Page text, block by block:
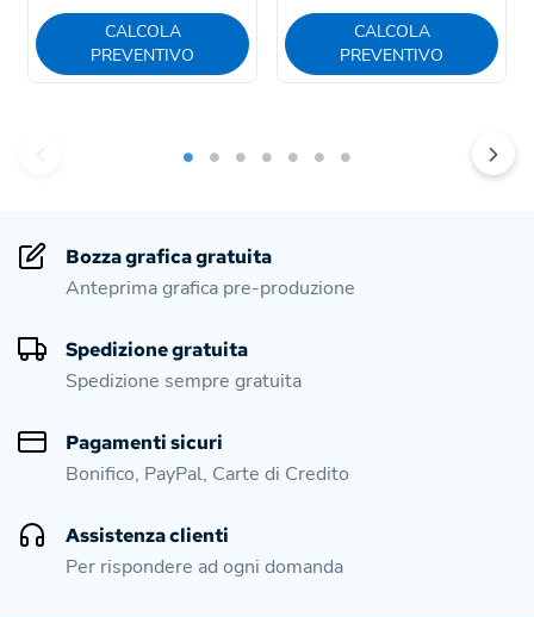
CALCOLA
PREVENTIVO
CALCOLA
PREVENTIVO
Bozza grafica gratuita
Anteprima grafica pre-produzione
Spedizione gratuita
Spedizione sempre gratuita
Pagamenti sicuri
Bonifico, PayPal, Carte di Credito
Assistenza clienti
Per rispondere ad ogni domanda